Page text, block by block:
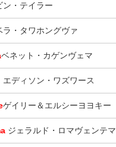
ン・テイラー
ラ・タワホングヴァ
ベネット・カゲンヴェマ
エディソン・ワズワース
ゲイリー＆エルシーヨヨキー
ジェラルド・ロマヴェンテマ